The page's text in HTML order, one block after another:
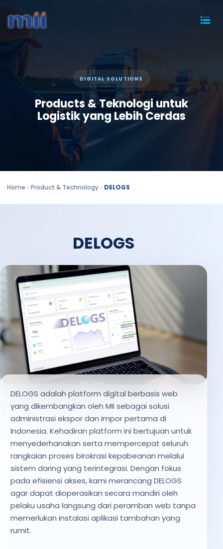
DIGITAL SOLUTIONS
Products & Teknologi untuk
Logistik yang Lebih Cerdas
Home Product & Technology DELOGS
DELOGS
DELOGS adalah platform digital berbasis web
yang dikembangkan oleh MII sebagai solusi
administrasi ekspor dan impor pertama di
Indonesia. Kehadiran platform ini bertujuan untuk
menyederhanakan serta mempercepat seluruh
rangkaian proses birokrasi kepabeanan melalui
sistem daring yang terintegrasi. Dengan fokus
pada efisiensi akses, kami merancang DELOGS
agar dapat dioperasikan secara mandiri oleh
pelaku usaha langsung dari peramban web tanpa
memerlukan instalasi aplikasi tambahan yang
rumit.